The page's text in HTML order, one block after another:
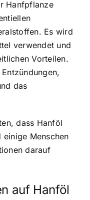
Hanfpflanze
Es wird
verwendet und
Vorteilen.
das
dass Hanföl
Menschen
darauf
auf Hanföl